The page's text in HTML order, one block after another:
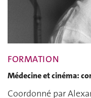
FORMATION
Médecine et cinéma:
Coordonné par